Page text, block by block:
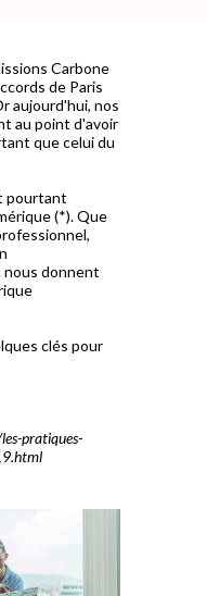
Carbone
de Paris
aujourd'hui, nos
au point d'avoir
que celui du
pourtant
(*). Que
nous donnent
clés pour
pratiques-